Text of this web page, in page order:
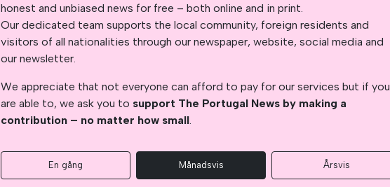
honest and unbiased news for free – both online and in print.
Our dedicated team supports the local community, foreign residents and
visitors of all nationalities through our newspaper, website, social media and
our newsletter.
We appreciate that not everyone can afford to pay for our services but if you
are able to, we ask you to support The Portugal News by making a
contribution – no matter how small.
En gång Månadsvis Årsvis